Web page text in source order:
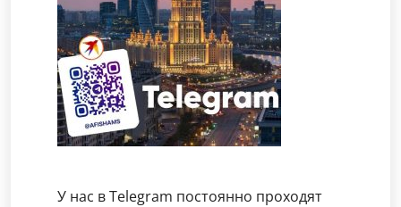
У нас в Telegram постоянно проходят